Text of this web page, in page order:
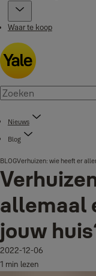
Waar te koop
Nieuws
Blog
BLOGVerhuizen: wie heeft er
allemaal
jouw
2022-12-06
1 min lezen